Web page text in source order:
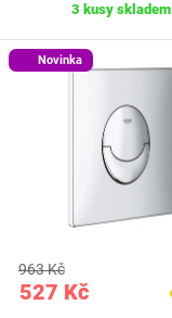
3 kusy skladem
Novinka
527 Kč
963 Kč